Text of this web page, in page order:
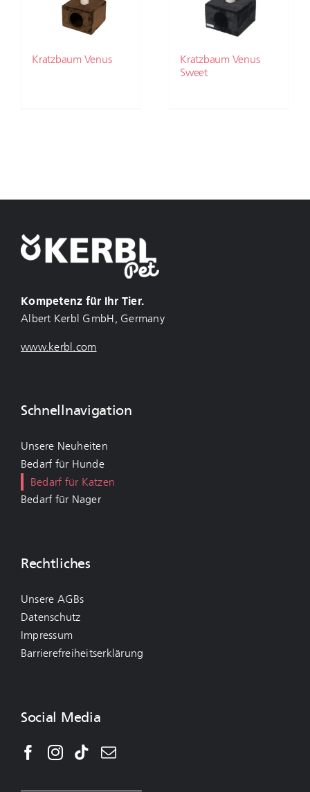
Kratzbaum Venus
Kratzbaum Venus
Sweet
Kompetenz für Ihr Tier.
Albert Kerbl GmbH, Germany
www.kerbl.com
Schnellnavigation
Unsere Neuheiten
Bedarf für Hunde
Bedarf für Katzen
Bedarf für Nager
Rechtliches
Unsere AGBs
Datenschutz
Impressum
Barrierefreiheitserklärung
Social Media